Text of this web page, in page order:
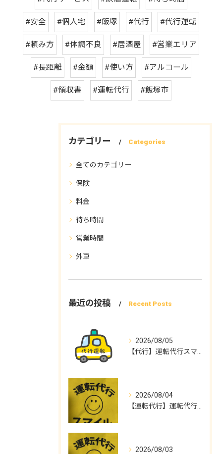
#安全 #個人宅 #飯塚 #代行 #代行運転
#頼み方 #体調不良 #居酒屋 #営業エリア
#長距離 #金額 #使い方 #アルコール
#領収書 #運転代行 #飯塚市
カテゴリー Categories
全てのカテゴリー
保険
料金
待ち時間
営業時間
外車
最近の投稿 Recent Posts
2026/08/05
2026/08/04
2026/08/03